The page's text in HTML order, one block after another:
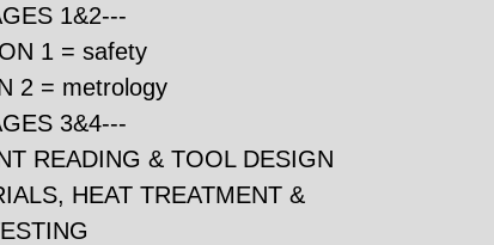
1&2---
1 = safety
2 = metrology
3&4---
READING & TOOL DESIGN
HEAT TREATMENT &